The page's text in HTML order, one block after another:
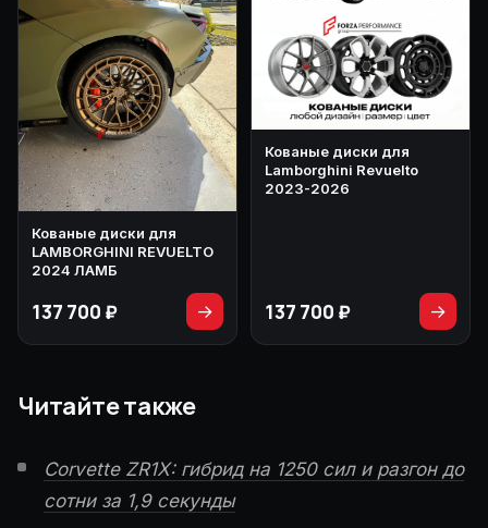
Кованые диски для
LAMBORGHINI REVUELTO
2024 ЛАМБ
137 700 ₽ →
Кованые диски для
Lamborghini Revuelto
2023-2026
137 700 ₽ →
Читайте также
Corvette ZR1X: гибрид на 1250 сил и разгон до
сотни за 1,9 секунды